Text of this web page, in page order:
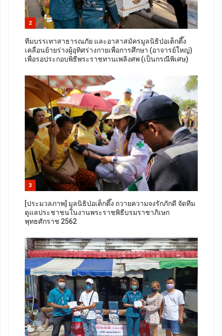
2
ทีมบรรเทาสาธารณภัย และอาสาสมัครมูลนิธิป่อเต็กตึ๊ง
เคลื่อนย้ายร่างผู้อุทิศร่างกายเพื่อการศึกษา (อาจารย์ใหญ่)
เพื่อรอประกอบพิธีพระราชทานเพลิงศพ (เป็นกรณีพิเศษ)
3
[ประมวลภาพ] มูลนิธิป่อเต็กตึ๊ง ถวายความจงรักภักดี จัดทีม
ดูแลประชาชนในงานพระราชพิธีบรมราชาภิเษก
พุทธศักราช 2562